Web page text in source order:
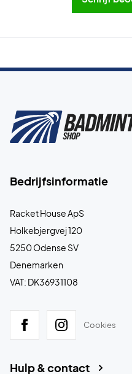
Bedrijfsinformatie
Racket House ApS
Holkebjergvej 120
5250 Odense SV
Denemarken
VAT: DK36931108
Cookies
Hulp & contact